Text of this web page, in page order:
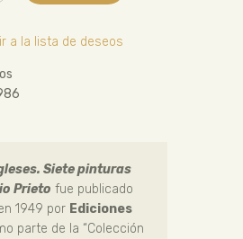
a la lista de deseos
Siete pinturas
Prieto fue publicado
1949 por Ediciones
parte de la “Colección